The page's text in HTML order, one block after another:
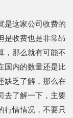
是这家公司收费的
是收费也是非常昂
，那么就有可能不
国内的数量还是比
缺乏了解，那么在
去了解一下，主要
行情情况，不要只